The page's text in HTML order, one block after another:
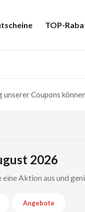
TOP-
unserer Coupons
2026
Aktion aus und
Angebote